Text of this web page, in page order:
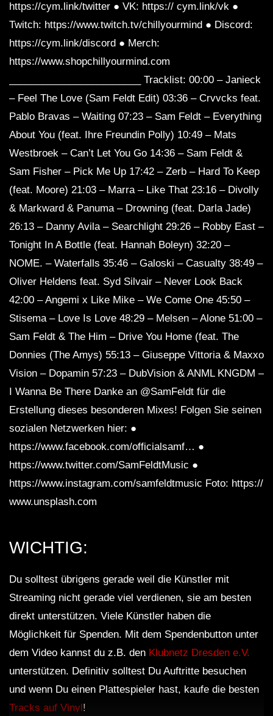
https://cym.link/twitter ● VK: https:// cym.link/vk ●
Twitch: https://www.twitch.tv/chillyourmind ● Discord:
https://cym.link/discord ● Merch:
https://www.shopchillyourmind.com
________________________ Tracklist: 00:00 – Janieck
– Feel The Love (Sam Feldt Edit) 03:36 – Crvvcks feat.
Pablo Bravas – Waiting 07:23 – Sam Feldt – Everything
About You (feat. Ihre Freundin Polly) 10:49 – Mats
Westbroek – Can’t Let You Go 14:36 ​​– Sam Feldt &
Sam Fisher – Pick Me Up 17:42 – Zerb – Hard To Keep
(feat. Moore) 21:03 – Marra – Like That 23:16 – Divolly
& Markward & Panuma – Drowning (feat. Darla Jade)
26:13 – Danny Avila – Searchlight 29:26 – Robby East –
Tonight In A Bottle (feat. Hannah Boleyn) 32:20 –
NOME. – Waterfalls 35:46 – Galoski – Casualty 38:49 –
Oliver Heldens feat. Syd Silvair – Never Look Back
42:00 – Angemi x Like Mike – We Come One 45:50 –
Stisema – Love Is Love 48:29 – Melsen – Alone 51:00 –
Sam Feldt & The Him – Drive You Home (feat. The
Donnies (The Amys) 55:13 – Giuseppe Vittoria & Maxxo
Vision – Dopamin 57:23 – DubVision & ANML KNGDM –
I Wanna Be There Danke an @SamFeldt für die
Erstellung dieses besonderen Mixes! Folgen Sie seinen
sozialen Netzwerken hier: ●
https://www.facebook.com/officialsamf… ●
https://www.twitter.com/SamFeldtMusic ●
https://www.instagram.com/samfeldtmusic Foto: https://
www.unsplash.com
WICHTIG:
Du solltest übrigens gerade weil die Künstler mit
Streaming nicht gerade viel verdienen, sie am besten
direkt unterstützen. Viele Künstler haben die
Möglichkeit für Spenden. Mit dem Spendenbutton unter
dem Video kannst du z.B. den Klubnetz Dresden e.V.
unterstützen. Definitiv solltest Du Auftritte besuchen
und wenn Du einen Plattespieler hast, kaufe die besten
Tracks auf Vinyl !